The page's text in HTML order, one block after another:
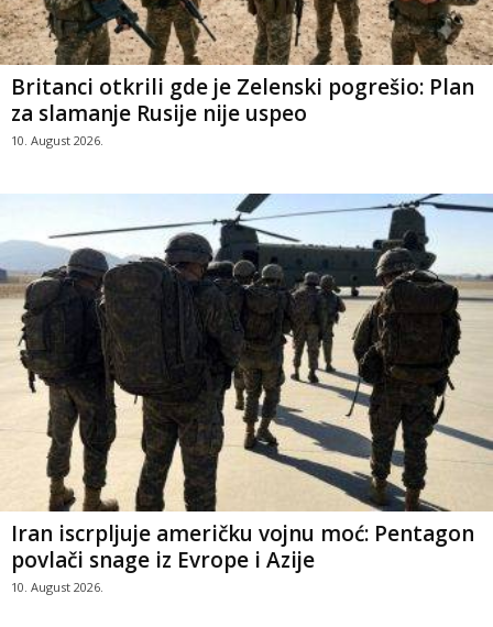
Britanci otkrili gde je Zelenski pogrešio: Plan
za slamanje Rusije nije uspeo
10. August 2026.
Iran iscrpljuje američku vojnu moć: Pentagon
povlači snage iz Evrope i Azije
10. August 2026.